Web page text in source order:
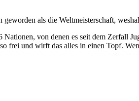
als die Weltmeisterschaft,
von denen es seit dem Zerfall
frei und wirft das alles in einen Topf.